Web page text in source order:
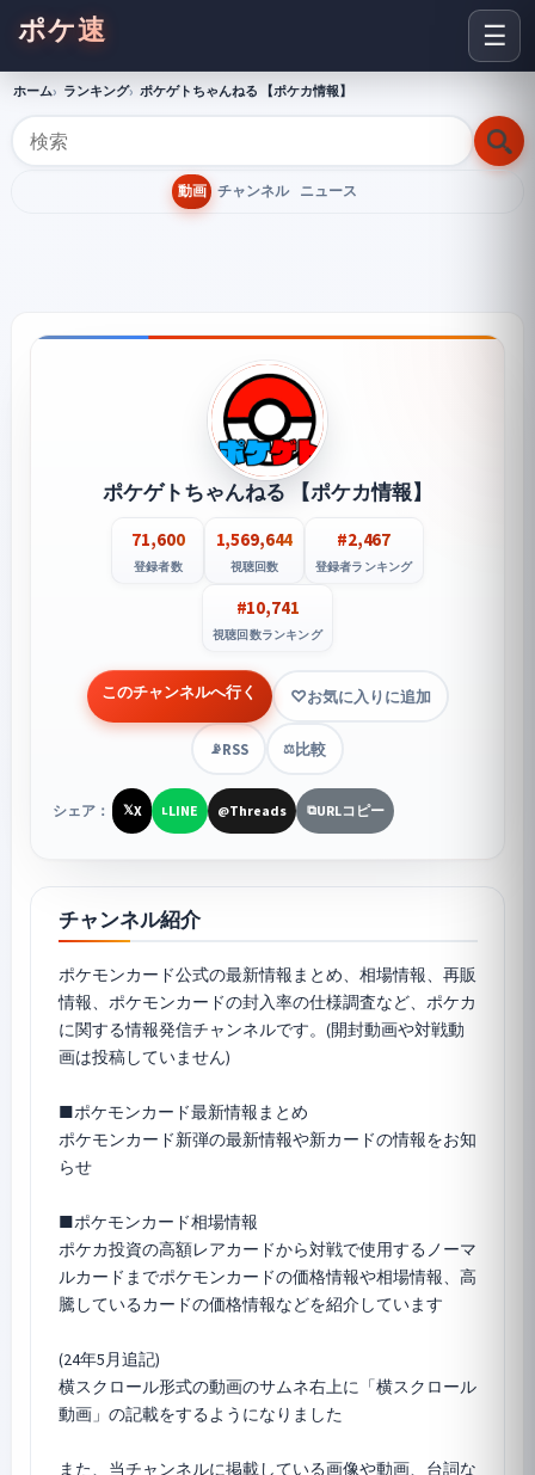
☰
ポケ速
ホーム ランキング ポケゲトちゃんねる 【ポケカ情報】
動画 チャンネル ニュース
ポケゲトちゃんねる 【ポケカ情報】
71,600
登録者数
1,569,644
視聴回数
#2,467
登録者ランキング
#10,741
視聴回数ランキング
このチャンネルへ行く お気に入りに追加
📡RSS ⚖️比較
シェア： 𝕏X LLINE @Threads ⧉URLコピー
チャンネル紹介
ポケモンカード公式の最新情報まとめ、相場情報、再販
情報、ポケモンカードの封入率の仕様調査など、ポケカ
に関する情報発信チャンネルです。(開封動画や対戦動
画は投稿していません)
■ポケモンカード最新情報まとめ
ポケモンカード新弾の最新情報や新カードの情報をお知
らせ
■ポケモンカード相場情報
ポケカ投資の高額レアカードから対戦で使用するノーマ
ルカードまでポケモンカードの価格情報や相場情報、高
騰しているカードの価格情報などを紹介しています
(24年5月追記)
横スクロール形式の動画のサムネ右上に「横スクロール
動画」の記載をするようになりました
また、当チャンネルに掲載している画像や動画、台詞な